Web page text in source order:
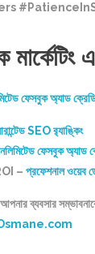
ফেসবুক অ্যাড
SEO র‍্যাঙ্কিং
ফেসবুক অ্যাড
– প্রফেশনাল ওয়েব
ব্যবসার